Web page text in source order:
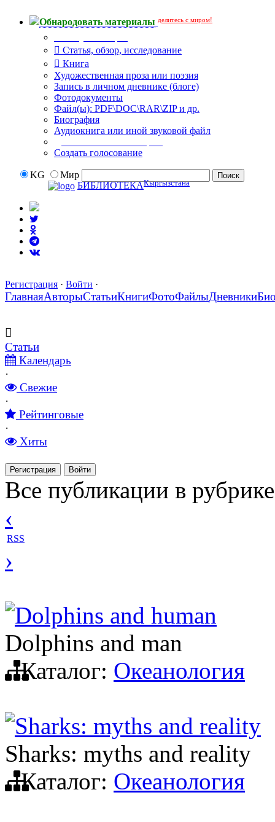
Обнародовать материалы делитесь с миром!
Статья, обзор, исследование
Книга
Художественная проза или поэзия
Запись в личном дневнике (блоге)
Фотодокументы
Файл(ы): PDF\DOC\RAR\ZIP и др.
Биография
Аудиокнига или иной звуковой файл
Создать голосование
KG
Мир
БИБЛИОТЕКАКыргызстана
Регистрация · Войти ·
ГлавнаяАвторыСтатьиКнигиФотоФайлыДневники
Статьи
Календарь
·
Свежие
·
Рейтинговые
·
Хиты
Регистрация Войти
Все публикации в
‹
RSS
›
Dolphins and human
Dolphins and man
Каталог: Океанология
Sharks: myths and reality
Sharks: myths and reality
Каталог: Океанология